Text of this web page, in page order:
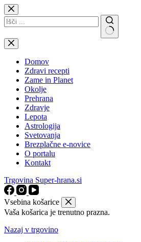
Skip
to
content
No
results
Domov
Zdravi recepti
Zame in Planet
Okolje
Prehrana
Zdravje
Lepota
Astrologija
Svetovanja
Brezplačne e-novice
O portalu
Kontakt
Trgovina Super-hrana.si
Vsebina košarice
Vaša košarica je trenutno prazna.
Nazaj v trgovino